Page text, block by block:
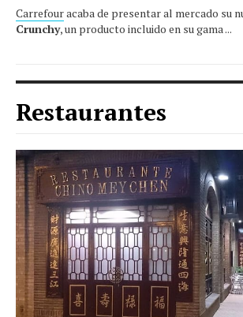
Carrefouracaba de presentar al mercado su
Crunchy, un producto incluido en su gama ...
Restaurantes